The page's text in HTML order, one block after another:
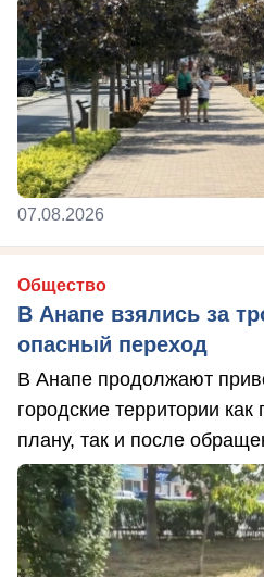
07.08.2026
Общество
В Анапе взялись за
опасный переход
В Анапе продолжают
городские территории
плану, так и после